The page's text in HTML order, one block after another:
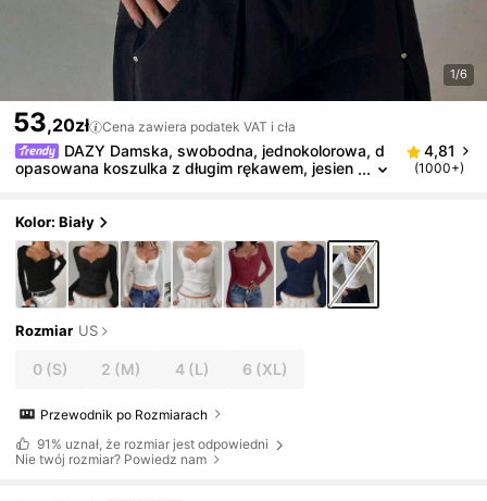
1/6
53,20zł Cena zawiera podatek VAT i cła
DAZY Damska, swobodna, jednokolorowa, d
opasowana koszulka z długim rękawem, jesien
4,81
(1000+)
Kolor: Biały
Rozmiar US
0 (S) 2 (M) 4(L) 6 (XL)
Przewodnik po Rozmiarach
91% uznał, że rozmiar jest odpowiedni
Nie twój rozmiar? Powiedz nam